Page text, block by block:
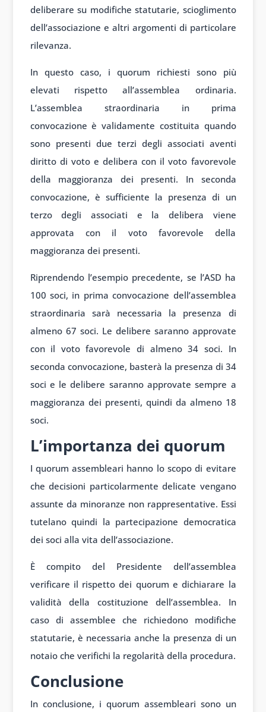
deliberare su modifiche statutarie, scioglimento
dell’associazione e altri argomenti di particolare
rilevanza.
In questo caso, i quorum richiesti sono più
elevati rispetto all’assemblea ordinaria.
L’assemblea straordinaria in prima
convocazione è validamente costituita quando
sono presenti due terzi degli associati aventi
diritto di voto e delibera con il voto favorevole
della maggioranza dei presenti. In seconda
convocazione, è sufficiente la presenza di un
terzo degli associati e la delibera viene
approvata con il voto favorevole della
maggioranza dei presenti.
Riprendendo l’esempio precedente, se l’ASD ha
100 soci, in prima convocazione dell’assemblea
straordinaria sarà necessaria la presenza di
almeno 67 soci. Le delibere saranno approvate
con il voto favorevole di almeno 34 soci. In
seconda convocazione, basterà la presenza di 34
soci e le delibere saranno approvate sempre a
maggioranza dei presenti, quindi da almeno 18
soci.
L’importanza dei quorum
I quorum assembleari hanno lo scopo di evitare
che decisioni particolarmente delicate vengano
assunte da minoranze non rappresentative. Essi
tutelano quindi la partecipazione democratica
dei soci alla vita dell’associazione.
È compito del Presidente dell’assemblea
verificare il rispetto dei quorum e dichiarare la
validità della costituzione dell’assemblea. In
caso di assemblee che richiedono modifiche
statutarie, è necessaria anche la presenza di un
notaio che verifichi la regolarità della procedura.
Conclusione
In conclusione, i quorum assembleari sono un